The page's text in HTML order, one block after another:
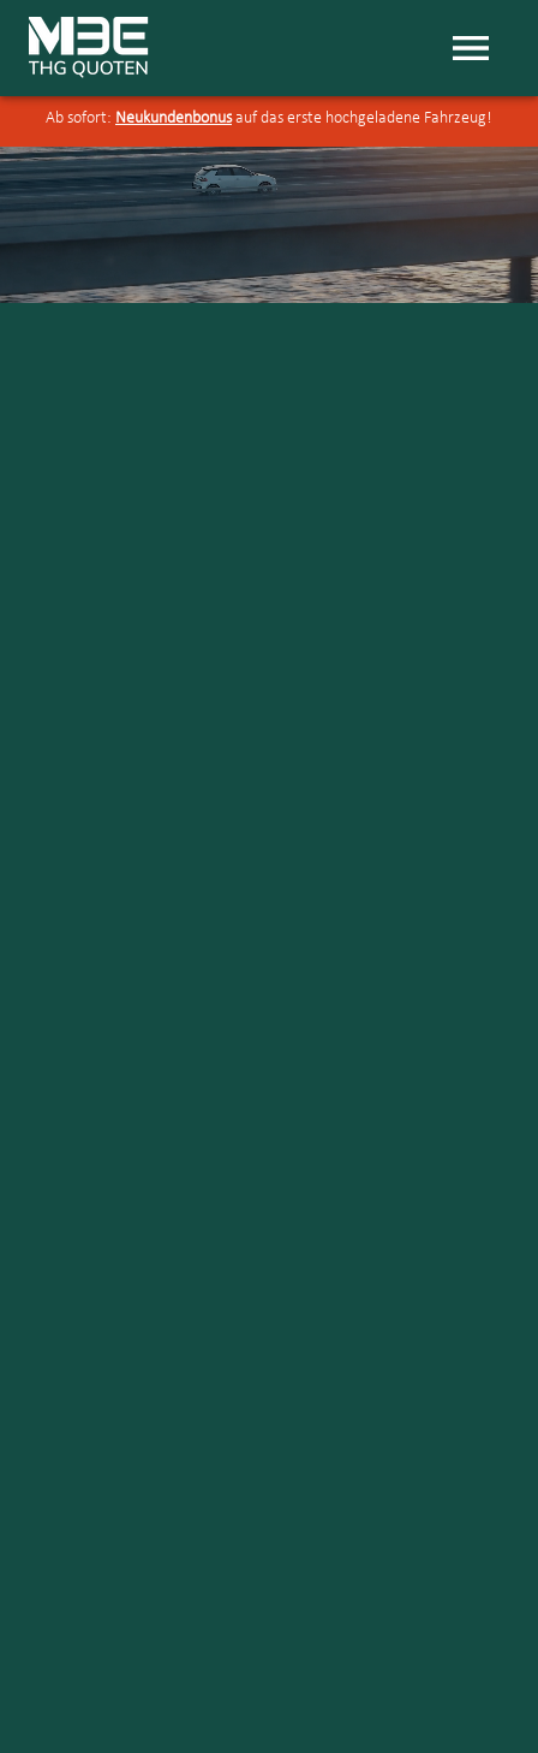
Ab sofort: Neukundenbonus auf das erste hochgeladene Fahrzeug!